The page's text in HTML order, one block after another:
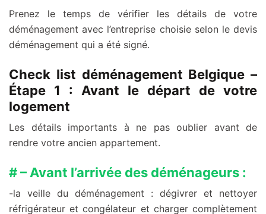
Prenez le temps de vérifier les détails de votre
déménagement avec l’entreprise choisie selon le devis
déménagement qui a été signé.
Check list déménagement Belgique –
Étape 1 : Avant le départ de votre
logement
Les détails importants à ne pas oublier avant de
rendre votre ancien appartement.
# – Avant l’arrivée des déménageurs :
-la veille du déménagement : dégivrer et nettoyer
réfrigérateur et congélateur et charger complètement